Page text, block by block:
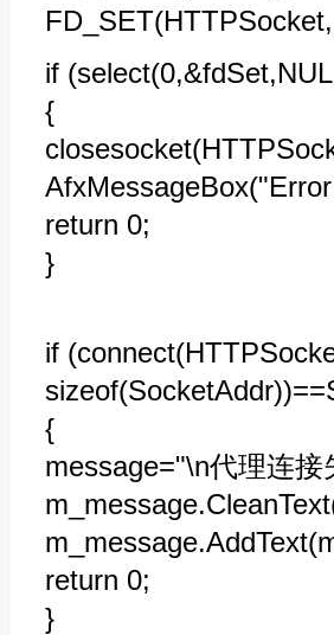
if
{
return 0;
}
if
{
message="\n代理连接
return 0;
}